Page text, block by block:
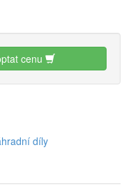
cenu
díly